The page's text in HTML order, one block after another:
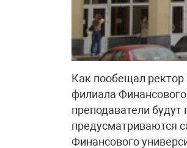
Как пообещал ректор
филиала
преподаватели
предусматриваются
Финансового